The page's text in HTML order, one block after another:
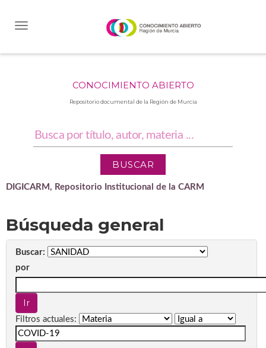
CONOCIMIENTO ABIERTO
Repositorio documental de la Región de Murcia
DIGICARM, Repositorio Institucional de la CARM
Búsqueda general
Buscar:
por
Filtros actuales: